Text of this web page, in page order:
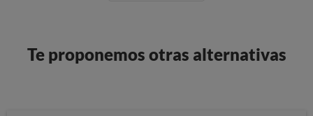
Te proponemos otras alternativas